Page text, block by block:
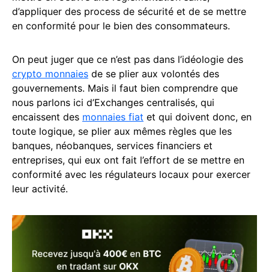
d’appliquer des process de sécurité et de se mettre
en conformité pour le bien des consommateurs.
On peut juger que ce n’est pas dans l’idéologie des
crypto monnaies de se plier aux volontés des
gouvernements. Mais il faut bien comprendre que
nous parlons ici d’Exchanges centralisés, qui
encaissent des monnaies fiat et qui doivent donc, en
toute logique, se plier aux mêmes règles que les
banques, néobanques, services financiers et
entreprises, qui eux ont fait l’effort de se mettre en
conformité avec les régulateurs locaux pour exercer
leur activité.